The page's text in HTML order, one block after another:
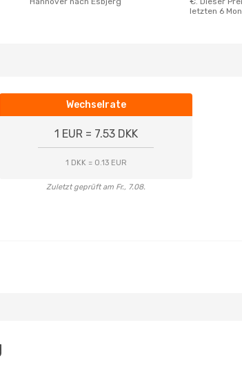
letzten 6
Wechselrate
1 EUR = 7.53 DKK
1 DKK = 0.13 EUR
Zuletzt geprüft am Fr., 7.08.